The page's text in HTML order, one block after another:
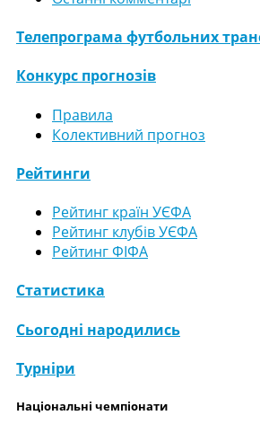
Телепрограма футбольних
Конкурс прогнозів
Правила
Колективний прогноз
Рейтинги
Рейтинг країн УЄФА
Рейтинг клубів УЄФА
Рейтинг ФІФА
Статистика
Сьогодні народились
Турніри
Національні чемпіонати